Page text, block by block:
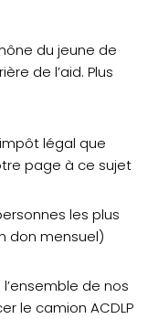
du jeune de
de l’aid. Plus
légal que
page à ce sujet
les plus
don mensuel)
de nos
le camion ACDLP